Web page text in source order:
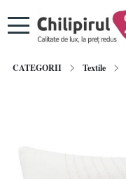
CATEGORII Textile